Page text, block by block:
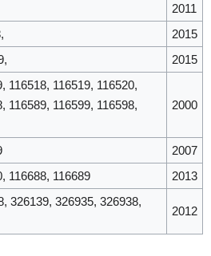
2011
2015
2015
116518, 116519, 116520,
116589, 116599, 116598,
2000
2007
116688, 116689 2013
326139, 326935, 326938,
2012